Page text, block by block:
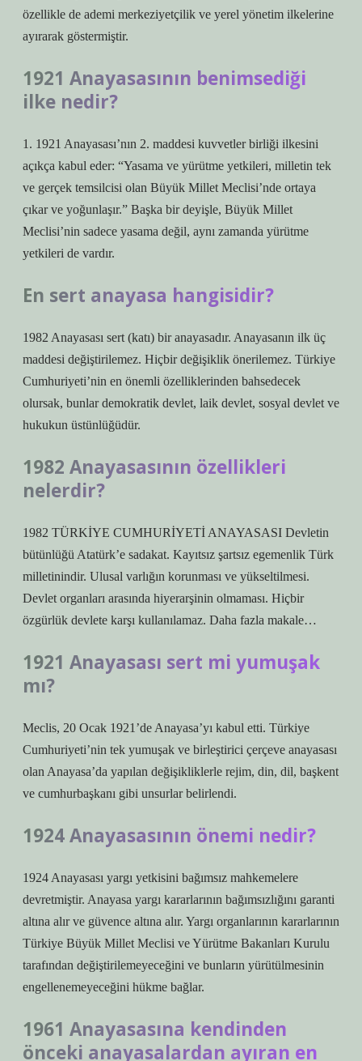
özellikle de ademi merkeziyetçilik ve yerel yönetim ilkelerine
ayırarak göstermiştir.
1921 Anayasasının benimsediği
ilke nedir?
1. 1921 Anayasası’nın 2. maddesi kuvvetler birliği ilkesini
açıkça kabul eder: “Yasama ve yürütme yetkileri, milletin tek
ve gerçek temsilcisi olan Büyük Millet Meclisi’nde ortaya
çıkar ve yoğunlaşır.” Başka bir deyişle, Büyük Millet
Meclisi’nin sadece yasama değil, aynı zamanda yürütme
yetkileri de vardır.
En sert anayasa hangisidir?
1982 Anayasası sert (katı) bir anayasadır. Anayasanın ilk üç
maddesi değiştirilemez. Hiçbir değişiklik önerilemez. Türkiye
Cumhuriyeti’nin en önemli özelliklerinden bahsedecek
olursak, bunlar demokratik devlet, laik devlet, sosyal devlet ve
hukukun üstünlüğüdür.
1982 Anayasasının özellikleri
nelerdir?
1982 TÜRKİYE CUMHURİYETİ ANAYASASI Devletin
bütünlüğü Atatürk’e sadakat. Kayıtsız şartsız egemenlik Türk
milletinindir. Ulusal varlığın korunması ve yükseltilmesi.
Devlet organları arasında hiyerarşinin olmaması. Hiçbir
özgürlük devlete karşı kullanılamaz. Daha fazla makale…
1921 Anayasası sert mi yumuşak
mı?
Meclis, 20 Ocak 1921’de Anayasa’yı kabul etti. Türkiye
Cumhuriyeti’nin tek yumuşak ve birleştirici çerçeve anayasası
olan Anayasa’da yapılan değişikliklerle rejim, din, dil, başkent
ve cumhurbaşkanı gibi unsurlar belirlendi.
1924 Anayasasının önemi nedir?
1924 Anayasası yargı yetkisini bağımsız mahkemelere
devretmiştir. Anayasa yargı kararlarının bağımsızlığını garanti
altına alır ve güvence altına alır. Yargı organlarının kararlarının
Türkiye Büyük Millet Meclisi ve Yürütme Bakanları Kurulu
tarafından değiştirilemeyeceğini ve bunların yürütülmesinin
engellenemeyeceğini hükme bağlar.
1961 Anayasasına kendinden
önceki anayasalardan ayıran en